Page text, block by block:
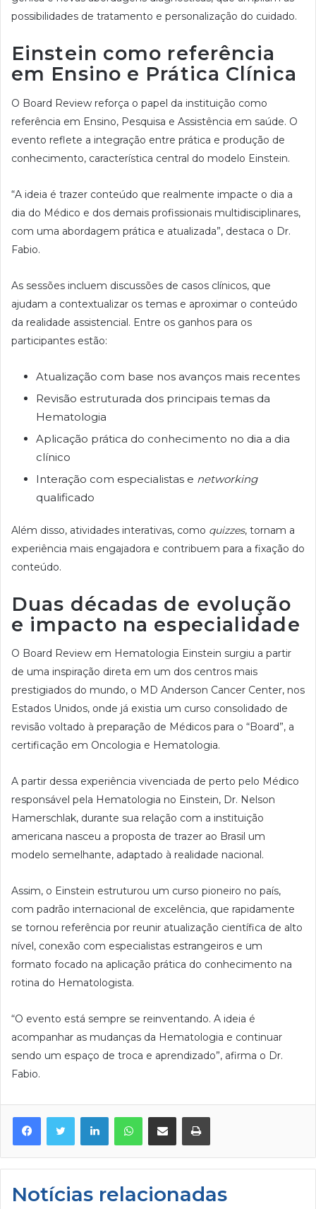
possibilidades de tratamento e personalização do cuidado.
Einstein como referência
em Ensino e Prática Clínica
O Board Review reforça o papel da instituição como
referência em Ensino, Pesquisa e Assistência em saúde. O
evento reflete a integração entre prática e produção de
conhecimento, característica central do modelo Einstein.
“A ideia é trazer conteúdo que realmente impacte o dia a
dia do Médico e dos demais profissionais multidisciplinares,
com uma abordagem prática e atualizada”, destaca o Dr.
Fabio.
As sessões incluem discussões de casos clínicos, que
ajudam a contextualizar os temas e aproximar o conteúdo
da realidade assistencial. Entre os ganhos para os
participantes estão:
Atualização com base nos avanços mais recentes
Revisão estruturada dos principais temas da
Hematologia
Aplicação prática do conhecimento no dia a dia
clínico
Interação com especialistas e networking
qualificado
Além disso, atividades interativas, como quizzes, tornam a
experiência mais engajadora e contribuem para a fixação do
conteúdo.
Duas décadas de evolução
e impacto na especialidade
O Board Review em Hematologia Einstein surgiu a partir
de uma inspiração direta em um dos centros mais
prestigiados do mundo, o MD Anderson Cancer Center, nos
Estados Unidos, onde já existia um curso consolidado de
revisão voltado à preparação de Médicos para o “Board”, a
certificação em Oncologia e Hematologia.
A partir dessa experiência vivenciada de perto pelo Médico
responsável pela Hematologia no Einstein, Dr. Nelson
Hamerschlak, durante sua relação com a instituição
americana nasceu a proposta de trazer ao Brasil um
modelo semelhante, adaptado à realidade nacional.
Assim, o Einstein estruturou um curso pioneiro no país,
com padrão internacional de excelência, que rapidamente
se tornou referência por reunir atualização científica de alto
nível, conexão com especialistas estrangeiros e um
formato focado na aplicação prática do conhecimento na
rotina do Hematologista.
“O evento está sempre se reinventando. A ideia é
acompanhar as mudanças da Hematologia e continuar
sendo um espaço de troca e aprendizado”, afirma o Dr.
Fabio.
Linkedin WhatsApp
Notícias relacionadas